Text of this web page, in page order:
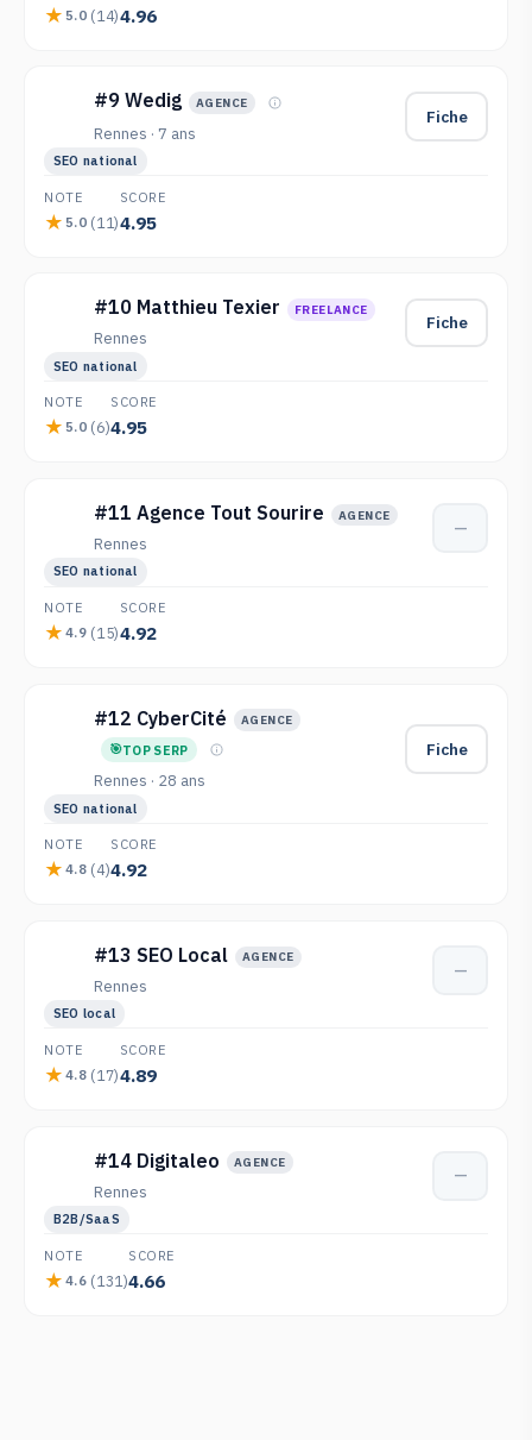
5.0 (14)4.96
#9 Wedig AGENCE
Rennes · 7 ans
Fiche
SEO national
NOTE
5.0 (11)
SCORE
4.95
#10 Matthieu Texier FREELANCE
Rennes
Fiche
SEO national
NOTE
5.0 (6)
SCORE
4.95
#11 Agence Tout Sourire AGENCE
Rennes
—
SEO national
NOTE
4.9 (15)
SCORE
4.92
#12 CyberCité AGENCE
TOP SERP
Rennes · 28 ans
Fiche
SEO national
NOTE
4.8 (4)
SCORE
4.92
#13 SEO Local AGENCE
Rennes
—
SEO local
NOTE
4.8 (17)
SCORE
4.89
#14 Digitaleo AGENCE
Rennes
—
B2B/SaaS
NOTE
4.6 (131)
SCORE
4.66